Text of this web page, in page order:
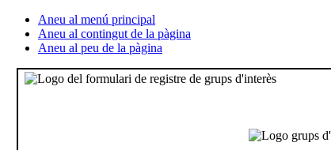
Aneu al menú principal
Aneu al contingut de la pàgina
Aneu al peu de la pàgina